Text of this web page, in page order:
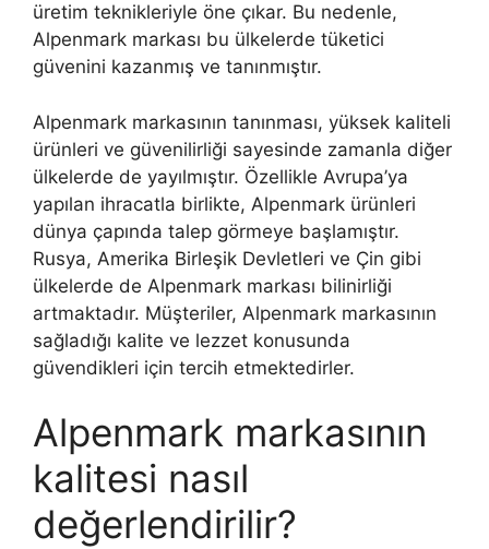
üretim teknikleriyle öne çıkar. Bu nedenle,
Alpenmark markası bu ülkelerde tüketici
güvenini kazanmış ve tanınmıştır.
Alpenmark markasının tanınması, yüksek kaliteli
ürünleri ve güvenilirliği sayesinde zamanla diğer
ülkelerde de yayılmıştır. Özellikle Avrupa’ya
yapılan ihracatla birlikte, Alpenmark ürünleri
dünya çapında talep görmeye başlamıştır.
Rusya, Amerika Birleşik Devletleri ve Çin gibi
ülkelerde de Alpenmark markası bilinirliği
artmaktadır. Müşteriler, Alpenmark markasının
sağladığı kalite ve lezzet konusunda
güvendikleri için tercih etmektedirler.
Alpenmark markasının
kalitesi nasıl
değerlendirilir?